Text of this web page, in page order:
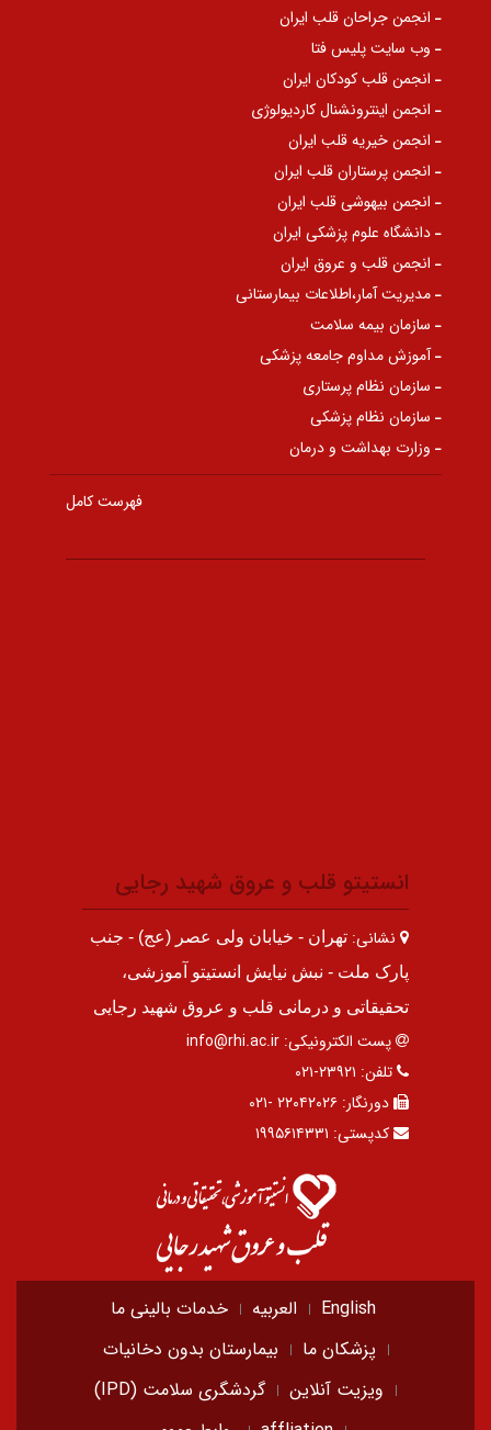
انجمن جراحان قلب ایران
وب سایت پلیس فتا
انجمن قلب کودکان ایران
انجمن اینترونشنال کاردیولوژی
انجمن خیریه قلب ایران
انجمن پرستاران قلب ایران
انجمن بیهوشی قلب ایران
دانشگاه علوم پزشکی ایران
انجمن قلب و عروق ایران
مدیریت آمار،اطلاعات بیمارستانی
سازمان بیمه سلامت
آموزش مداوم جامعه پزشکی
سازمان نظام پرستاری
سازمان نظام پزشکی
وزارت بهداشت و درمان
فهرست کامل
انستیتو قلب و عروق شهید رجایی
نشانی: تهران - خیابان ولی عصر (عج) - جنب
پارک ملت - نبش نیایش انستیتو آموزشی،
تحقیقاتی و درمانی قلب و عروق شهید رجایی
پست الکترونیکی: info@rhi.ac.ir
تلفن: ۲۳۹۲۱-۰۲۱
دورنگار: ۲۲۰۴۲۰۲۶ -۰۲۱
کدپستی: ۱۹۹۵۶۱۴۳۳۱
English العربیه
خدمات بالینی ما
پزشکان ما
بیمارستان بدون دخانیات
ویزیت آنلاین
گردشگری سلامت (IPD)